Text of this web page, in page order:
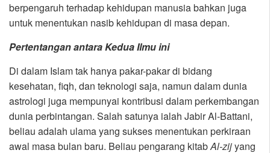
berpengaruh terhadap kehidupan manusia bahkan juga
untuk menentukan nasib kehidupan di masa depan.
Pertentangan antara Kedua Ilmu ini
Di dalam Islam tak hanya pakar-pakar di bidang
kesehatan, fiqh, dan teknologi saja, namun dalam dunia
astrologi juga mempunyai kontribusi dalam perkembangan
dunia perbintangan. Salah satunya ialah Jabir Al-Battani,
beliau adalah ulama yang sukses menentukan perkiraan
awal masa bulan baru. Beliau pengarang kitabAl-zijyang